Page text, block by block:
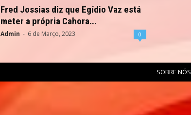
Fred Jossias diz que Egídio Vaz está
meter a própria Cahora...
Admin - 6 de Março, 2023 0
SOBRE NÓS